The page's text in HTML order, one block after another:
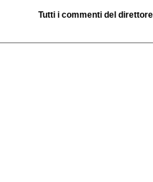
Tutti i commenti del direttore